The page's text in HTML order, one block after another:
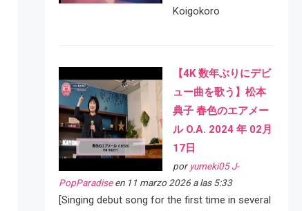
Koigokoro
【4K 数年ぶりにデビ
ュー曲を歌う】松本
典子 春色のエアメー
ル O.A. 2024 年 02月
17日
por yumeki05 J-
PopParadiseen 11 marzo 2026 a las 5:33
[Singing debut song for the first time in several